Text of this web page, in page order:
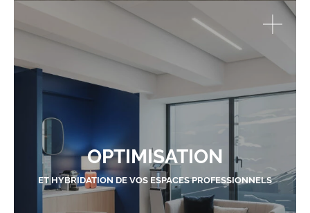
OPTIMISATION
ET HYBRIDATION DE VOS ESPACES PROFESSIONNELS